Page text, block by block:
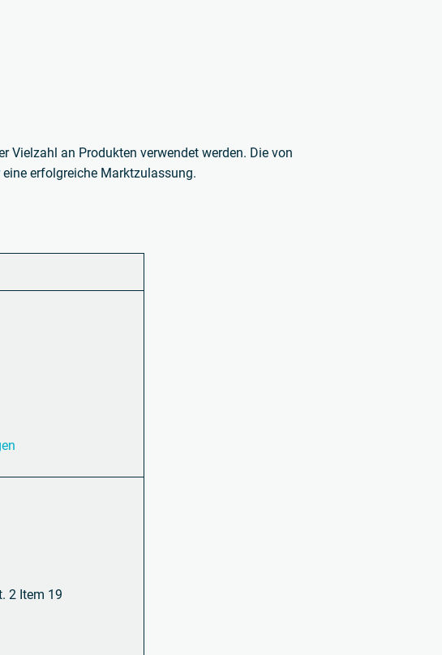
Vielzahl an Produkten verwendet werden. Die von
erfolgreiche Marktzulassung.
2 Item 19